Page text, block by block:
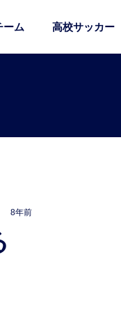
ーム 高校サッカー
8年前